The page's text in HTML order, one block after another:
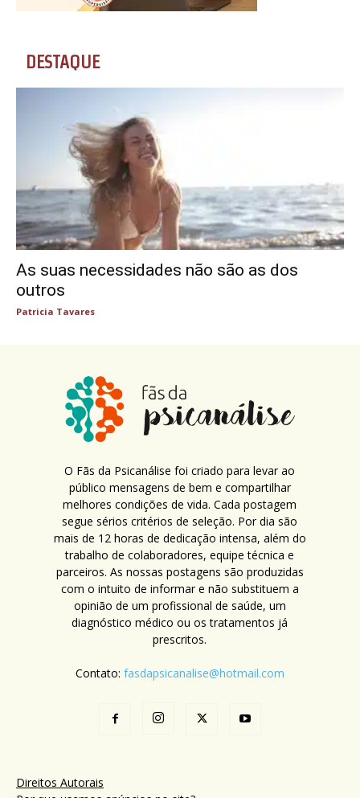
DESTAQUE
As suas necessidades não são as dos
outros
Patricia Tavares
O Fãs da Psicanálise foi criado para levar ao
público mensagens de bem e compartilhar
melhores condições de vida. Cada postagem
segue sérios critérios de seleção. Por dia são
mais de 12 horas de dedicação intensa, além do
trabalho de colaboradores, equipe técnica e
parceiros. As nossas postagens são produzidas
com o intuito de informar e não substituem a
opinião de um profissional de saúde, um
diagnóstico médico ou os tratamentos já
prescritos.
Contato: fasdapsicanalise@hotmail.com
Direitos Autorais